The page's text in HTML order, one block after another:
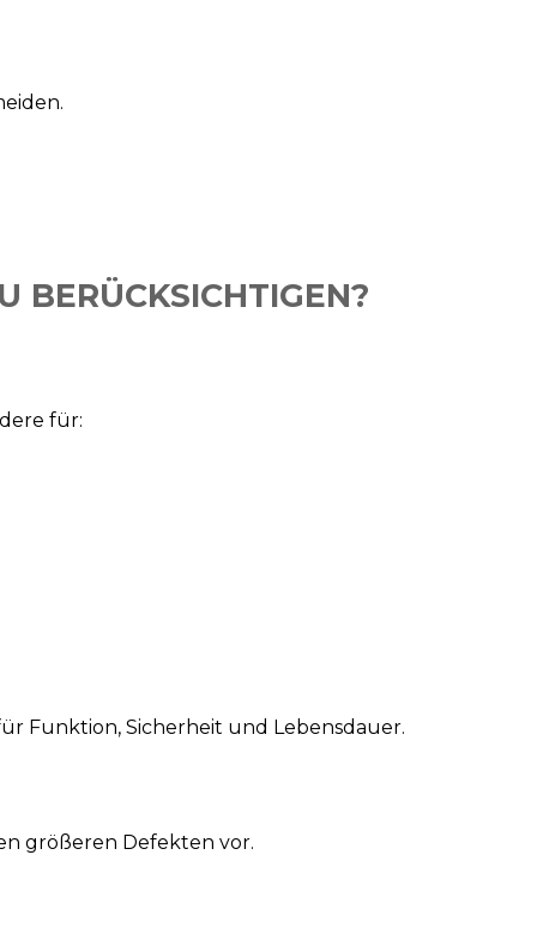
BERÜCKSICHTIGEN?
für:
Funktion, Sicherheit und Lebensdauer.
größeren Defekten vor.